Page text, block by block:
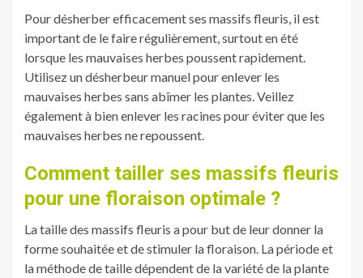
Pour désherber efficacement ses massifs fleuris, il est
important de le faire régulièrement, surtout en été
lorsque les mauvaises herbes poussent rapidement.
Utilisez un désherbeur manuel pour enlever les
mauvaises herbes sans abîmer les plantes. Veillez
également à bien enlever les racines pour éviter que les
mauvaises herbes ne repoussent.
Comment tailler ses massifs fleuris
pour une floraison optimale ?
La taille des massifs fleuris a pour but de leur donner la
forme souhaitée et de stimuler la floraison. La période et
la méthode de taille dépendent de la variété de la plante